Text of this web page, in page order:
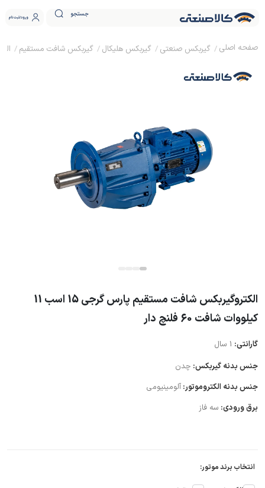
جستجو ورود ثبت نام
گیربکس صنعتی گیربکس هلیکال گیربکس شافت مستقیم
الکتروگیربکس شافت مستقیم پارس گرجی 15 اسب 11
کیلووات شافت 60 فلنچ دار
گارانتی: 1 سال
جنس بدنه گیربکس: چدن
جنس بدنه الکتروموتور: آلومینیومی
برق ورودی: سه فاز
انتخاب برند موتور: